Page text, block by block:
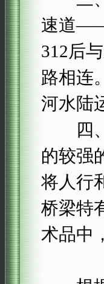
速道——
312后
路相连
河水陆
四、
的较强
将人行
桥梁特
术品中